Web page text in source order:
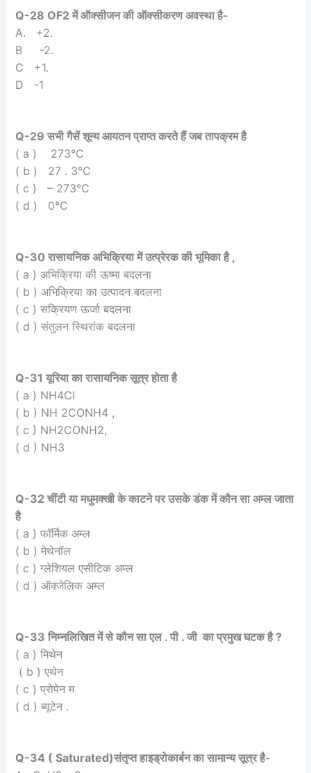
Q-28 OF2 में ऑक्सीजन की ऑक्सीकरण अवस्था है-
A. +2.
B -2.
C +1.
D -1
Q-29 सभी गैसें शून्य आयतन प्राप्त करते हैं जब तापक्रम है
( a ) 273°C
( b ) 27 . 3°C
( c ) – 273°C
( d ) 0°C
Q-30 रासायनिक अभिक्रिया में उत्प्रेरक की भूमिका है ,
( a ) अभिक्रिया की ऊष्मा बदलना
( b ) अभिक्रिया का उत्पादन बदलना
( c ) सक्रियण ऊर्जा बदलना
( d ) संतुलन स्थिरांक बदलना
Q-31 यूरिया का रासायनिक सूत्र होता है
( a ) NH4CI
( b ) NH 2CONH4 ,
( c ) NH2CONH2,
( d ) NH3
Q-32 चींटी या मधुमक्खी के काटने पर उसके डंक में कौन सा अम्ल जाता
है
( a ) फॉर्मिक अम्ल
( b ) मेथेनॉल
( c ) ग्लेशियल एसीटिक अम्ल
( d ) ऑक्जेलिक अम्ल
Q-33 निम्नलिखित में से कौन सा एल . पी . जी का प्रमुख घटक है ?
( a ) मिथेन
( b ) एथेन
( c ) प्रोपेन म
( d ) ब्यूटेन .
Q-34 ( Saturated)संतृप्त हाइड्रोकार्बन का सामान्य सूत्र है-